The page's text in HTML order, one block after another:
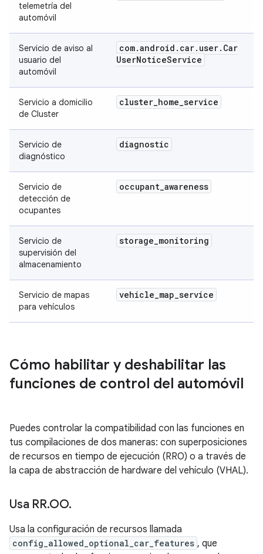
telemetría del
automóvil
Servicio de aviso al
usuario del
automóvil
com.android . car. user. Car
UserNoticeService
Servicio a domicilio
de Cluster
cluster_home_service
Servicio de
diagnóstico
diagnostic
Servicio de
detección de
ocupantes
occupant_awareness
Servicio de
supervisión del
almacenamiento
storage_monitoring
Servicio de mapas
para vehículos
vehicle_map_service
Cómo habilitar y deshabilitar las
funciones de control del automóvil
Puedes controlar la compatibilidad con las funciones en
tus compilaciones de dos maneras: con superposiciones
de recursos en tiempo de ejecución (RRO) o a través de
la capa de abstracción de hardware del vehículo (VHAL).
Usa RR.OO.
Usa la configuración de recursos llamada
config_allowed_optional_car_features , que